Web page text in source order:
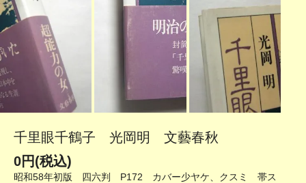
千里眼千鶴子 光岡明 文藝春秋
0円(税込)
昭和58年初版 四六判 P172 カバー少ヤケ、クスミ 帯ス